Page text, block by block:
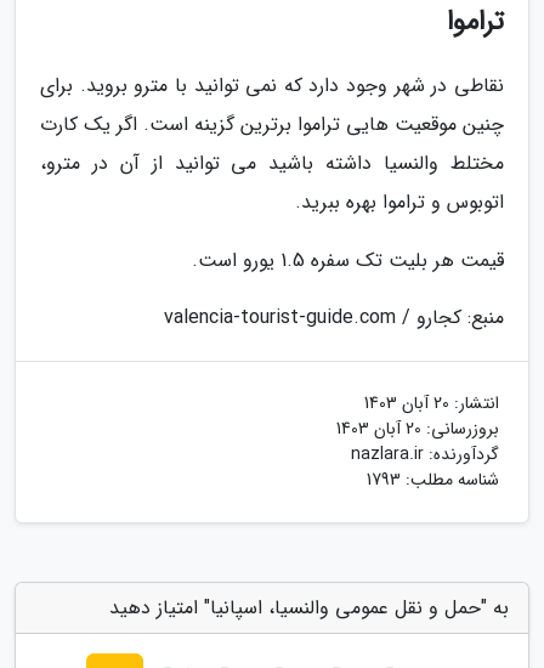
تراموا
نقاطی در شهر وجود دارد که نمی توانید با مترو بروید. برای
چنین موقعیت هایی تراموا برترین گزینه است. اگر یک کارت
مختلط والنسیا داشته باشید می توانید از آن در مترو،
اتوبوس و تراموا بهره ببرید.
قیمت هر بلیت تک سفره 1.5 یورو است.
منبع: کجارو / valencia-tourist-guide.com
انتشار: 20 آبان 1403
بروزرسانی: 20 آبان 1403
گردآورنده: nazlara.ir
شناسه مطلب: 1793
به "حمل و نقل عمومی والنسیا، اسپانیا" امتیاز دهید